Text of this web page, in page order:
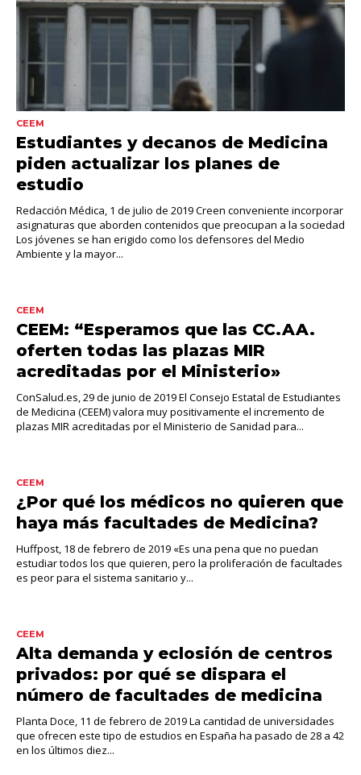
CEEM
Estudiantes y decanos de Medicina
piden actualizar los planes de
estudio
Redacción Médica, 1 de julio de 2019 Creen conveniente incorporar
asignaturas que aborden contenidos que preocupan a la sociedad
Los jóvenes se han erigido como los defensores del Medio
Ambiente y la mayor...
CEEM
CEEM: “Esperamos que las CC.AA.
oferten todas las plazas MIR
acreditadas por el Ministerio»
ConSalud.es, 29 de junio de 2019 El Consejo Estatal de Estudiantes
de Medicina (CEEM) valora muy positivamente el incremento de
plazas MIR acreditadas por el Ministerio de Sanidad para...
CEEM
¿Por qué los médicos no quieren que
haya más facultades de Medicina?
Huffpost, 18 de febrero de 2019 «Es una pena que no puedan
estudiar todos los que quieren, pero la proliferación de facultades
es peor para el sistema sanitario y...
CEEM
Alta demanda y eclosión de centros
privados: por qué se dispara el
número de facultades de medicina
Planta Doce, 11 de febrero de 2019 La cantidad de universidades
que ofrecen este tipo de estudios en España ha pasado de 28 a 42
en los últimos diez...